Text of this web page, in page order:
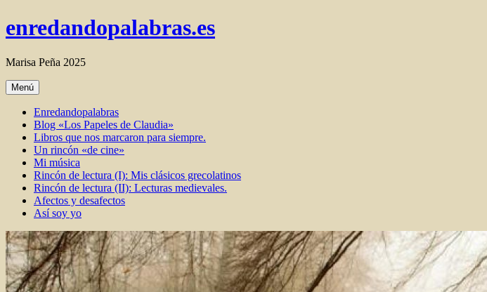
al
enredandopalabras.es
Marisa Peña 2025
Menú
Enredandopalabras
Blog «Los Papeles de Claudia»
Libros que nos marcaron para siempre.
Un rincón «de cine»
Mi música
Rincón de lectura (I): Mis clásicos grecolatinos
Rincón de lectura (II): Lecturas medievales.
Afectos y desafectos
Así soy yo